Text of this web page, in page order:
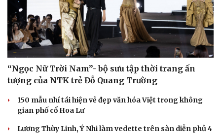
Sức khỏe
Dinh dưỡng - món ngon
Sản phụ khoa
Nhi khoa
Làm đẹp - giảm cân
Phòng mạch online
Ăn sạch sống khỏe
Đời sống
Tình yêu - Gia đình
“Ngọc Nữ Trời Nam”- bộ sưu tập thời trang ấn
tượng của NTK trẻ Đỗ Quang Trường
150 mẫu nhí tái hiện vẻ đẹp văn hóa Việt trong không
gian phố cổ Hoa Lư
Lương Thùy Linh, Ý Nhi làm vedette trên sàn diễn phủ 4